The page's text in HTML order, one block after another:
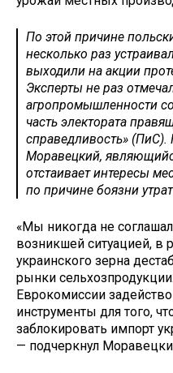
По этой причине
несколько раз
выходили на акции
Эксперты не раз
агропромышленности
часть электората
справедливость» (ПиС).
Моравецкий,
отстаивает интересы
по причине боязни
«Мы никогда не
возникшей ситуацией, в
украинского зерна
рынки
Еврокомиссии
инструменты для того,
заблокировать импорт
— подчеркнул